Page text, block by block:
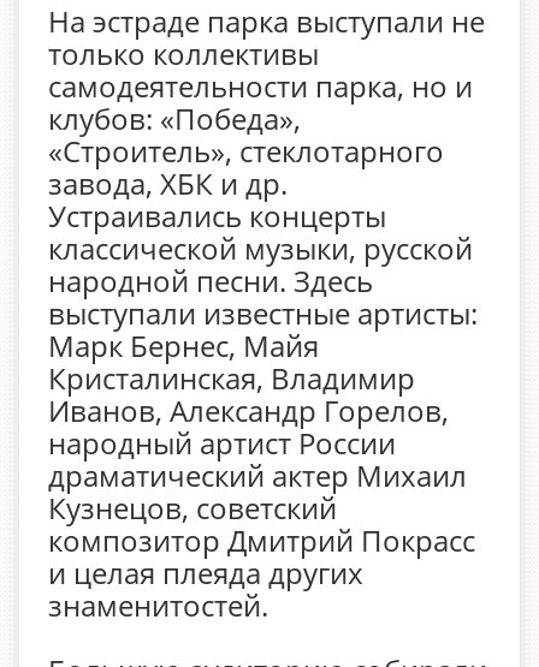
На эстраде парка выступали не
только коллективы
самодеятельности парка, но и
клубов: «Победа»,
«Строитель», стеклотарного
завода, ХБК и др.
Устраивались концерты
классической музыки, русской
народной песни. Здесь
выступали известные артисты:
Марк Бернес, Майя
Кристалинская, Владимир
Иванов, Александр Горелов,
народный артист России
драматический актер Михаил
Кузнецов, советский
композитор Дмитрий Покрасс
и целая плеяда других
знаменитостей.